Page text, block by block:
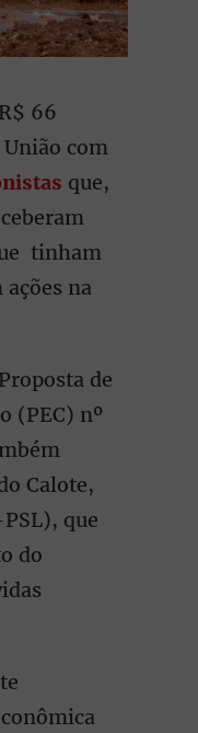
66
com
que,
tinham
na
de
(PEC) nº
Calote,
que
do